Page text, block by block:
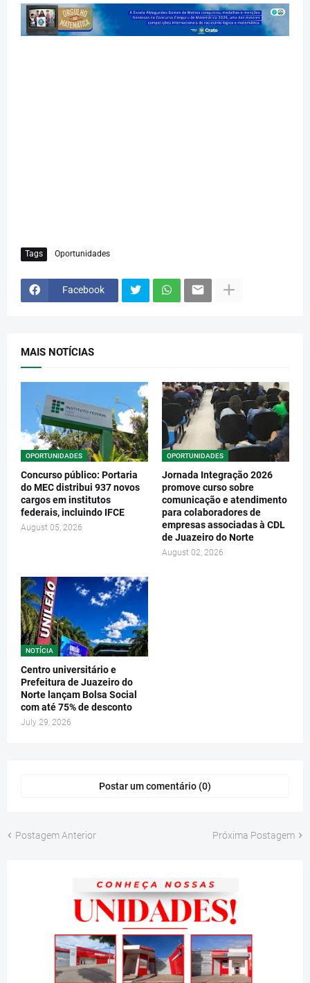
Tags Oportunidades
Facebook
MAIS NOTÍCIAS
OPORTUNIDADES
Concurso público: Portaria
do MEC distribui 937 novos
cargos em institutos
federais, incluindo IFCE
August 05, 2026
OPORTUNIDADES
Jornada Integração 2026
promove curso sobre
comunicação e atendimento
para colaboradores de
empresas associadas à CDL
de Juazeiro do Norte
August 02, 2026
NOTÍCIA
Centro universitário e
Prefeitura de Juazeiro do
Norte lançam Bolsa Social
com até 75% de desconto
July 29, 2026
Postar um comentário (0)
Postagem Anterior Próxima Postagem